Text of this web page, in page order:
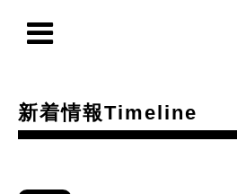
新着情報Timeline